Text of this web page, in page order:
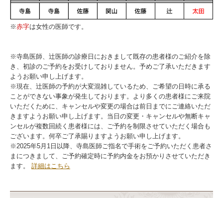
※赤字は女性の医師です。
※寺島医師、辻医師の診療日におきまして既存の患者様のご紹介を除
き、初診のご予約をお受けしておりません。予めご了承いただきます
ようお願い申し上げます。
※現在、辻医師の予約が大変混雑しているため、ご希望の日時に承る
ことができない事象が発生しております。より多くの患者様にご来院
いただくために、キャンセルや変更の場合は前日までにご連絡いただ
きますようお願い申し上げます。当日の変更・キャンセルや無断キャ
ンセルが複数回続く患者様には、ご予約を制限させていただく場合も
ございます。何卒ご了承賜りますようお願い申し上げます。
※2025年5月1日以降、寺島医師ご指名で手術をご予約いただく患者さ
まにつきまして、ご予約確定時に予約内金をお預かりさせていただき
ます。 詳細はこちら